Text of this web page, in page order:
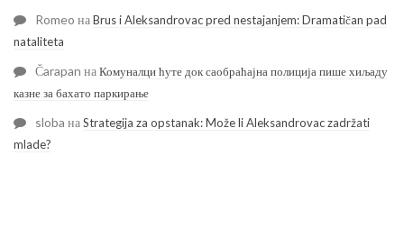
Romeo наBrus i Aleksandrovac pred nestajanjem: Dramatičan pad
nataliteta
Čarapan наКомуналци ћуте док саобраћајна полиција пише хиљаду
казне за бахато паркирање
sloba наStrategija za opstanak: Može li Aleksandrovac zadržati
mlade?